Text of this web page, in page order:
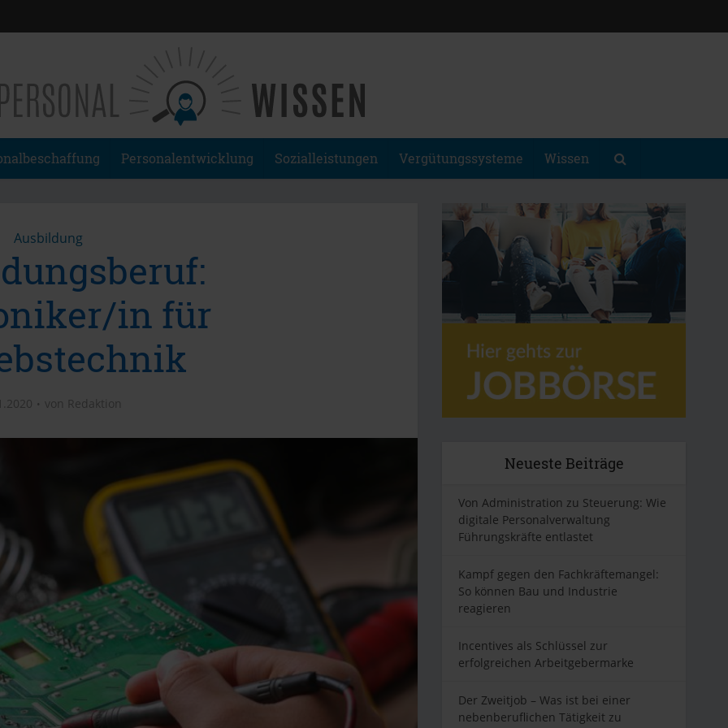
Personalentwicklung Sozialleistungen Vergütungssysteme Wissen
Ausbildung
in für
von Redaktion
Neueste Beiträge
Von Administration zu Steuerung: Wie
digitale Personalverwaltung
Führungskräfte entlastet
Kampf gegen den Fachkräftemangel:
So können Bau und Industrie
reagieren
Incentives als Schlüssel zur
erfolgreichen Arbeitgebermarke
Der Zweitjob – Was ist bei einer
nebenberuflichen Tätigkeit zu